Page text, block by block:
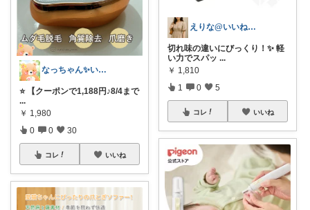
なっちゃん✨いつもありがとう😊✨
⭐️ 【クーポンで1,188円♪8/4まで
...
￥ 1,980
0 0 30
コレ いいね
えりな@いいね100%バック💓
切れ味の違いにびっくり！✨ 軽
い力でスパッ ...
￥ 1,810
1 0 5
コレ いいね